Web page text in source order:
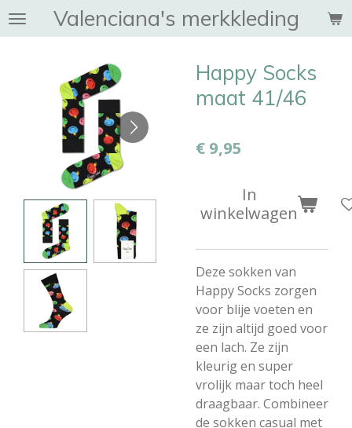
Ga
direct
hoofdinhoud
Valenciana's merkkleding
Happy Socks
maat 41/46
€ 9,95
In
winkelwagen
Deze sokken van
Happy Socks zorgen
voor blije voeten en
ze zijn altijd goed voor
een lach. Ze zijn
kleurig en super
vrolijk maar toch heel
draagbaar. Combineer
de sokken casual met